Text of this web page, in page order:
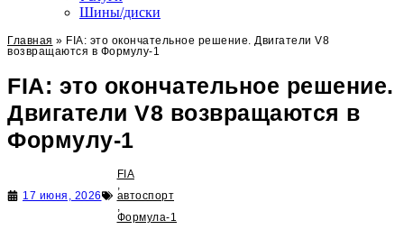
Шины/диски
Главная » FIA: это окончательное решение. Двигатели V8
возвращаются в Формулу-1
FIA: это окончательное решение.
Двигатели V8 возвращаются в
Формулу-1
17 июня, 2026
FIA
автоспорт
Формула-1